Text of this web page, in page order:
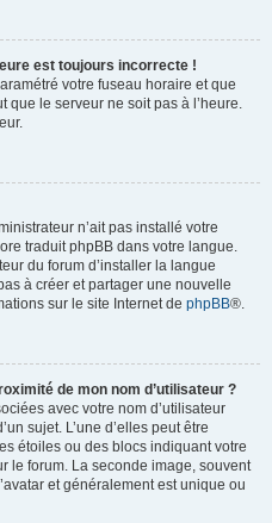
est toujours incorrecte !
votre fuseau horaire et que
que le serveur ne soit pas à l’heure.
n’ait pas installé votre
traduit phpBB dans votre langue.
du forum d’installer la langue
à créer et partager une nouvelle
sur le site Internet de phpBB®.
de mon nom d’utilisateur ?
avec votre nom d’utilisateur
sujet. L’une d’elles peut être
étoiles ou des blocs indiquant votre
le forum. La seconde image, souvent
et généralement est unique ou